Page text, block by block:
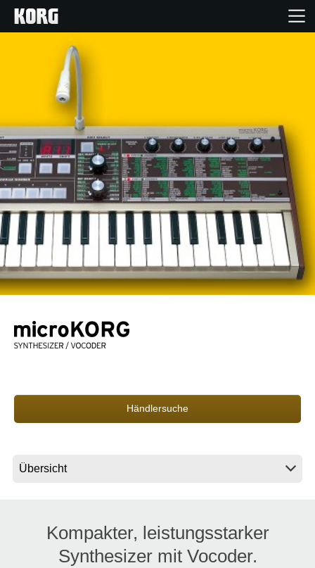
Home
Produkte
Extras
Events
Support
Händlersuche
Gebiet / Land
Social Media
Über KORG
Händlersuche
Kompakter, leistungsstarker
Synthesizer mit Vocoder.